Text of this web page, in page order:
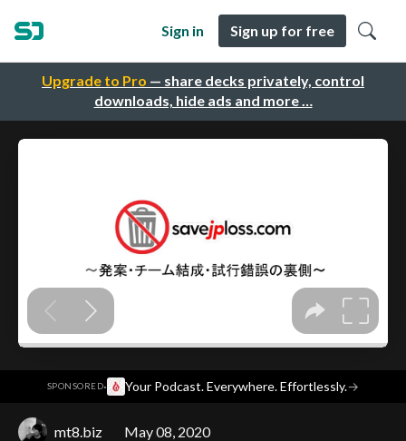
Upgrade to Pro — share decks privately, control
downloads, hide ads and more …
Sign in Sign up for free
SPONSORED· Your Podcast. Everywhere. Effortlessly.→
mt8.biz May 08, 2020